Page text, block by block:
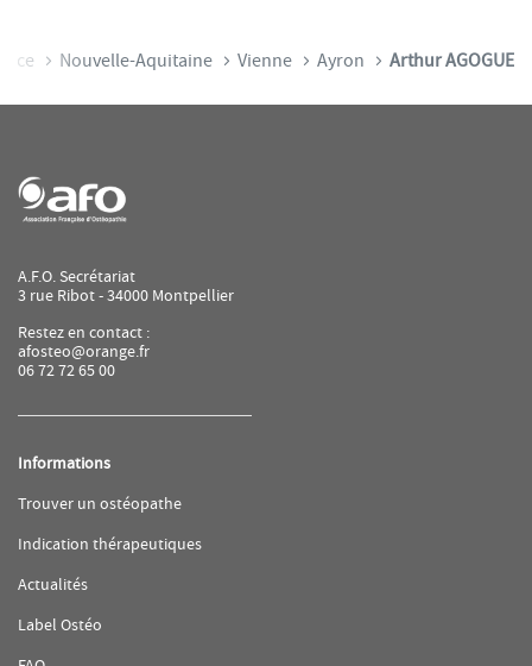
Nouvelle-Aquitaine Vienne Ayron Arthur AGOGUE
A.F.O. Secrétariat
3 rue Ribot - 34000 Montpellier
Restez en contact :
afosteo@orange.fr
06 72 72 65 00
Informations
Trouver un ostéopathe(ouvre
une
Indication thérapeutiques(ouvre
Actualités(ouvre
une
Label Ostéo